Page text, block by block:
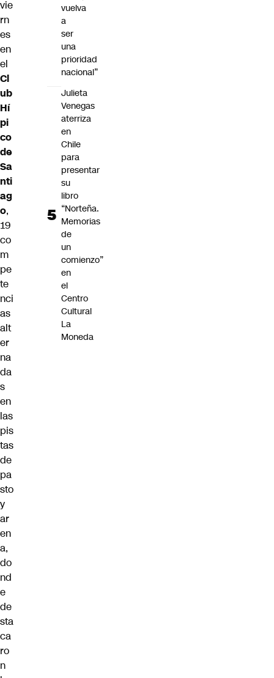
vie
rn
es
en
el
Cl
ub
Hí
pi
co
de
Sa
nti
ag
o,
19
co
m
pe
te
nci
as
alt
er
na
da
s
en
las
pis
tas
de
pa
sto
y
ar
en
a,
do
nd
e
de
sta
ca
ro
n
vuelva
a
ser
una
prioridad
nacional”
Julieta
Venegas
aterriza
en
Chile
para
presentar
su
libro
“Norteña.
Memorias
de
un
comienzo”
en
el
Centro
Cultural
La
Moneda